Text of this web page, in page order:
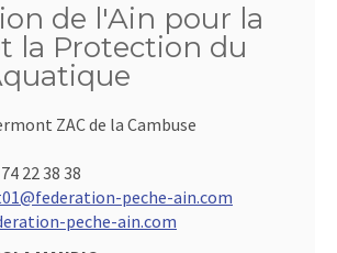
de l'Ain pour la
la Protection du
ZAC de la Cambuse
22 38 38
peche-ain.com
peche-ain.com